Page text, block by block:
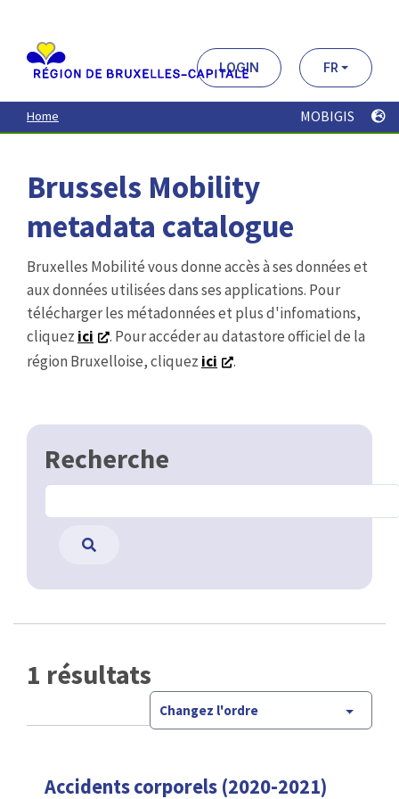
contenu
principal
LOGIN FR
Home MOBIGIS
Brussels Mobility
metadata catalogue
Bruxelles Mobilité vous donne accès à ses données et
aux données utilisées dans ses applications. Pour
télécharger les métadonnées et plus d'infomations,
cliquez ici
. Pour accéder au datastore officiel de la
région Bruxelloise, cliquez ici .
Recherche
1 résultats
Changez l'ordre
Accidents corporels (2020-2021)